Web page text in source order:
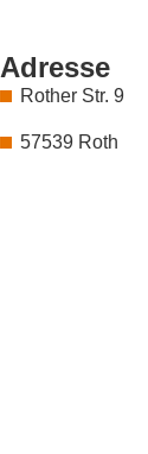
Adresse
Rother Str. 9
57539 Roth